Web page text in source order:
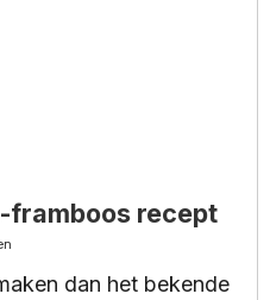
framboos recept
dan het bekende